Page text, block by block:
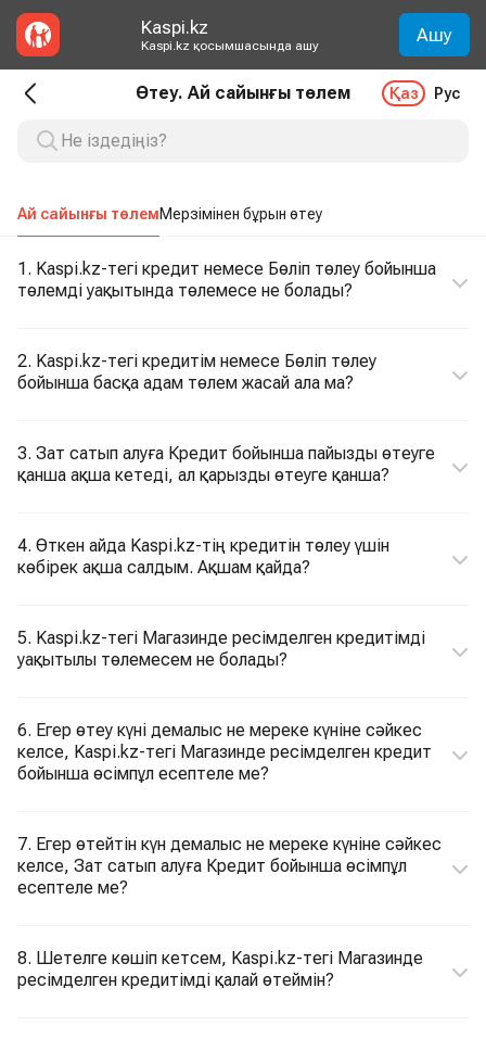
Kaspi.kz
Kaspi.kz қосымшасында ашу Ашу
Өтеу. Ай сайынғы төлем Қаз Рус
Ай сайынғы төлемМерзімінен бұрын өтеу
1. Kaspi.kz-тегі кредит немесе Бөліп төлеу бойынша
төлемді уақытында төлемесе не болады?
2. Kaspi.kz-тегі кредитім немесе Бөліп төлеу
бойынша басқа адам төлем жасай ала ма?
3. Зат сатып алуға Кредит бойынша пайызды өтеуге
қанша ақша кетеді, ал қарызды өтеуге қанша?
4. Өткен айда Kaspi.kz-тің кредитін төлеу үшін
көбірек ақша салдым. Ақшам қайда?
5. Kaspi.kz-тегі Магазинде ресімделген кредитімді
уақытылы төлемесем не болады?
6. Егер өтеу күні демалыс не мереке күніне сәйкес
келсе, Kaspi.kz-тегі Магазинде ресімделген кредит
бойынша өсімпұл есептеле ме?
7. Егер өтейтін күн демалыс не мереке күніне сәйкес
келсе, Зат сатып алуға Кредит бойынша өсімпұл
есептеле ме?
8. Шетелге көшіп кетсем, Kaspi.kz-тегі Магазинде
ресімделген кредитімді қалай өтеймін?